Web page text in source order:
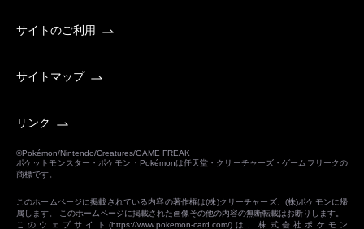
サイトのご利用
サイトマップ
リンク
©Pokémon/Nintendo/Creatures/GAME FREAK
ポケットモンスター・ポケモン・Pokémonは任天堂・クリーチャーズ・ゲームフリークの
商標です。
このホームページに掲載されている内容の著作権は(株)クリーチャーズ、(株)ポケモンに帰
属します。 このホームページに掲載された画像その他の内容の無断転載はお断りします。
このウェブサイト(https://www.pokemon-card.com/)は、株式会社ポケモン